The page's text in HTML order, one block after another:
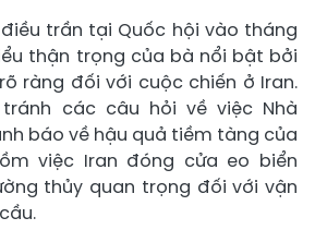
trần tại Quốc hội vào tháng
thận trọng của bà nổi bật bởi
ràng đối với cuộc chiến ở Iran.
các câu hỏi về việc Nhà
báo về hậu quả tiềm tàng của
việc Iran đóng cửa eo biển
thủy quan trọng đối với vận